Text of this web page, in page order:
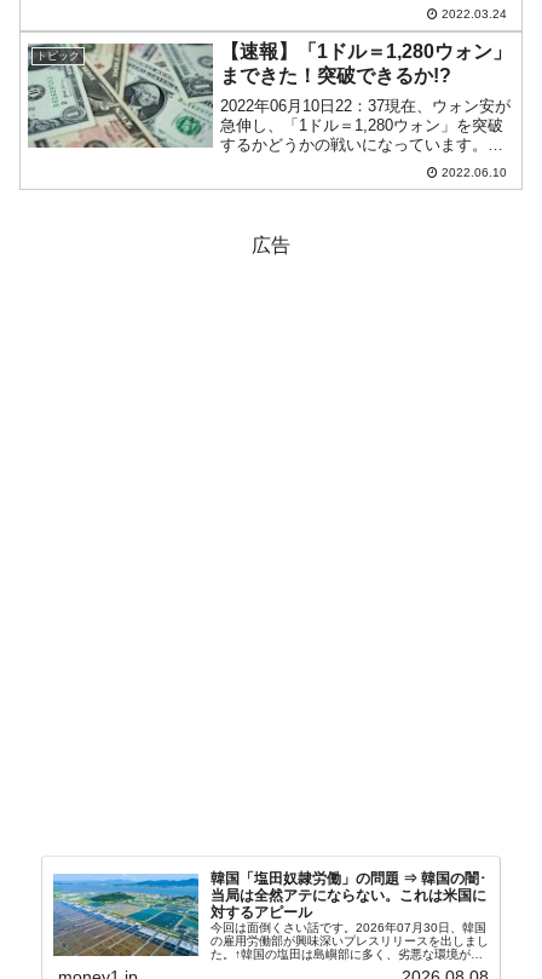
なってきました――とご紹介してきまし
た。コロナ禍によって世界的に低金利で
したから、韓国も史上最低の低金利の下
に文在寅政権は国債を発行...
2022.03.24
トピック
【速報】「1ドル＝1,280ウォン」
まできた！突破できるか!?
2022年06月10日22：37現在、ウォン安が
急伸し、「1ドル＝1,280ウォン」を突破
するかどうかの戦いになっています。以
『Investing.com』より引用：以下同）以
2022.06.10
広告
韓国「塩田奴隷労働」の問題 ⇒ 韓国の闇･
当局は全然アテにならない。これは米国に
対するアピール
今回は面倒くさい話です。2026年07月30日、韓国
の雇用労働部が興味深いプレスリリースを出しまし
た。↑韓国の塩田は島嶼部に多く、劣悪な環境が一